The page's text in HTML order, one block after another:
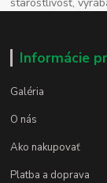
Informácie
Galéria
O nás
Ako nakupovať
Platba a doprava